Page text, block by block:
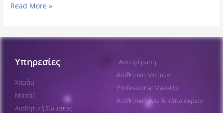
Read More »
Υπηρεσίες
Χαμάμ
Μασάζ
Αισθητική Σώματος
Αποτρίχωση
Αισθητική Ματιών
Professional MakeUp
Αισθητική άνω & κάτω άκρων